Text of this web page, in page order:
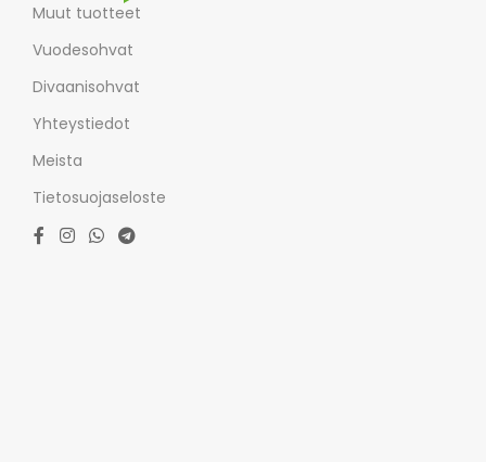
Muut tuotteet
Vuodesohvat
Divaanisohvat
Yhteystiedot
Meista
Tietosuojaseloste